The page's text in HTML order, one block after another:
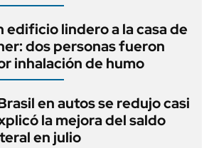
edificio lindero a la casa de
dos personas fueron
inhalación de humo
en autos se redujo casi
la mejora del saldo
en julio